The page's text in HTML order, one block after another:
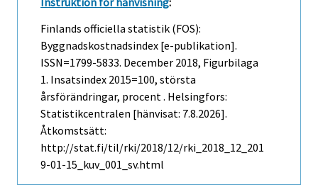
Finlands officiella statistik (FOS):
Byggnadskostnadsindex [e-publikation].
ISSN=1799-5833. December 2018, Figurbilaga
1. Insatsindex 2015=100, största
årsförändringar, procent . Helsingfors:
Statistikcentralen [hänvisat: 7.8.2026].
Åtkomstsätt:
http://stat.fi/til/rki/2018/12/rki_2018_12_201
9-01-15_kuv_001_sv.html